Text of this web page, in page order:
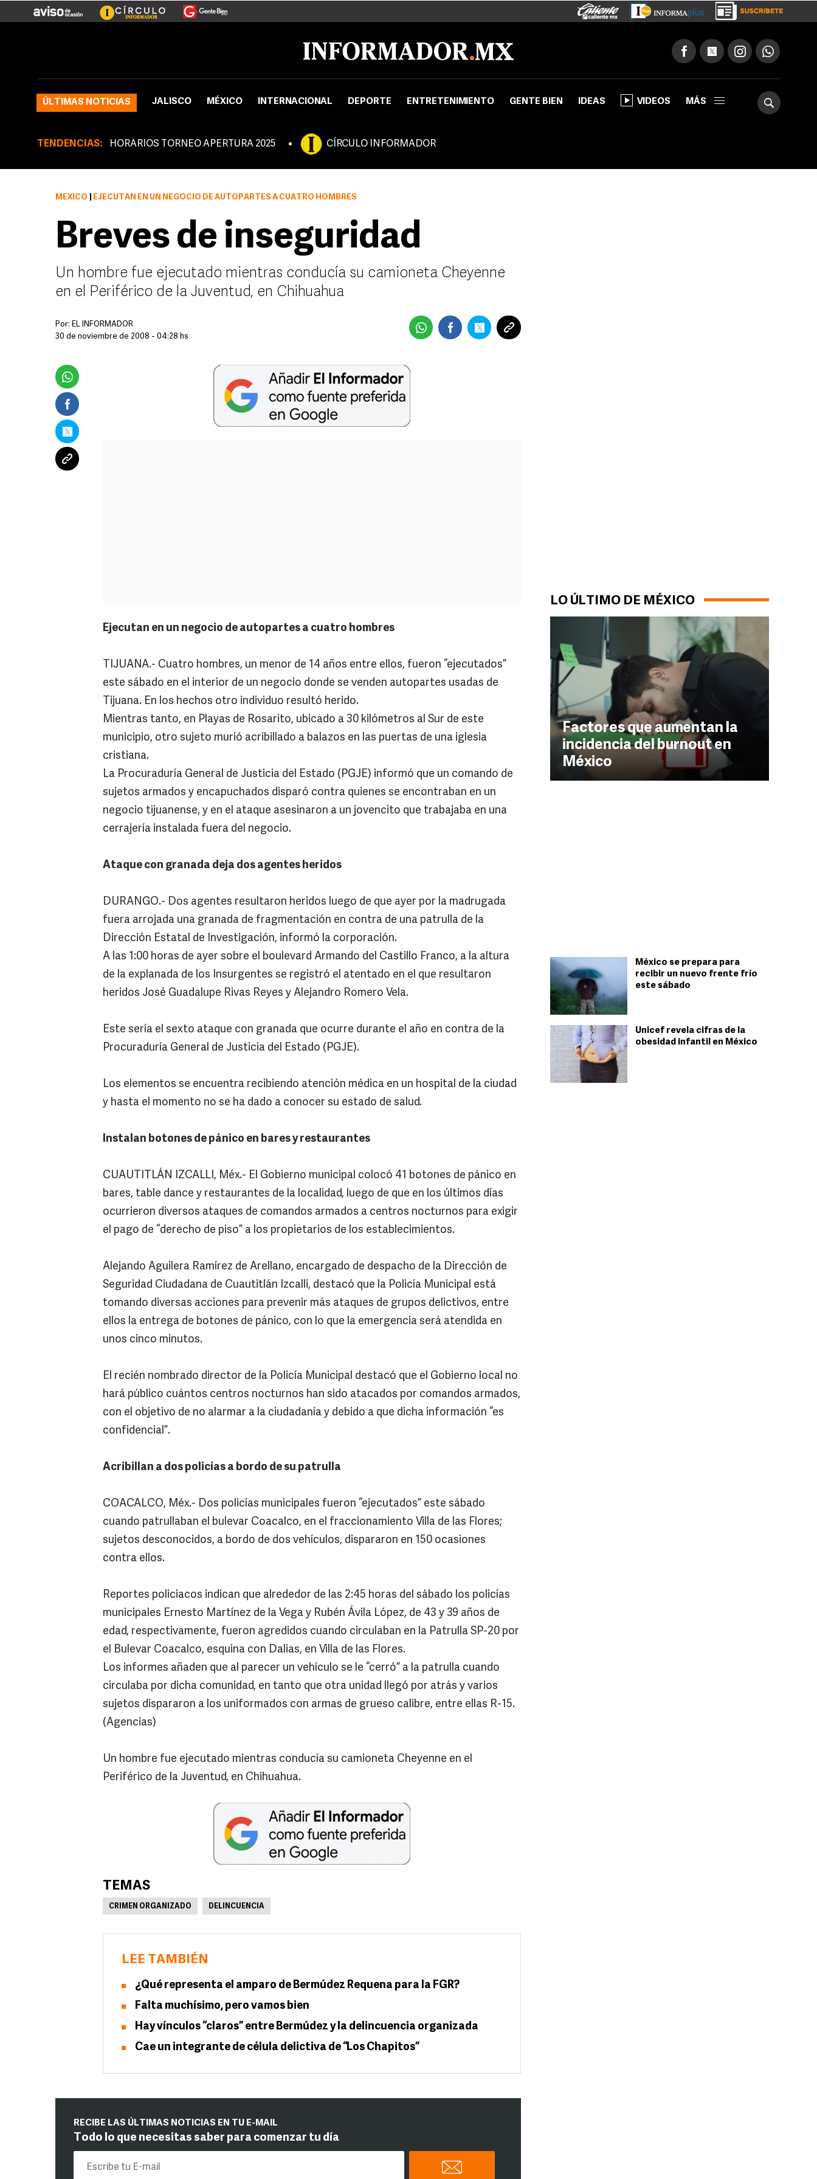
ÚLTIMAS NOTICIAS JALISCO MÉXICO INTERNACIONAL DEPORTE ENTRETENIMIENTO GENTE BIEN IDEAS VIDEOS MÁS
TENDENCIAS: HORARIOS TORNEO APERTURA 2025 CÍRCULO INFORMADOR
LO ÚLTIMO DE MÉXICO
Factores que aumentan la
incidencia del burnout en
México
México se prepara para
recibir un nuevo frente frío
este sábado
Unicef revela cifras de la
obesidad infantil en México
MÉXICO EJECUTAN EN UN NEGOCIO DE AUTOPARTES A CUATRO HOMBRES
Breves de inseguridad
Un hombre fue ejecutado mientras conducía su camioneta Cheyenne
en el Periférico de la Juventud, en Chihuahua
Por: EL INFORMADOR
30 de noviembre de 2008 - 04:28 hs
Ejecutan en un negocio de autopartes a cuatro hombres
TIJUANA.- Cuatro hombres, un menor de 14 años entre ellos, fueron “ejecutados”
este sábado en el interior de un negocio donde se venden autopartes usadas de
Tijuana. En los hechos otro individuo resultó herido.
Mientras tanto, en Playas de Rosarito, ubicado a 30 kilómetros al Sur de este
municipio, otro sujeto murió acribillado a balazos en las puertas de una iglesia
cristiana.
La Procuraduría General de Justicia del Estado (PGJE) informó que un comando de
sujetos armados y encapuchados disparó contra quienes se encontraban en un
negocio tijuanense, y en el ataque asesinaron a un jovencito que trabajaba en una
cerrajería instalada fuera del negocio.
Ataque con granada deja dos agentes heridos
DURANGO.- Dos agentes resultaron heridos luego de que ayer por la madrugada
fuera arrojada una granada de fragmentación en contra de una patrulla de la
Dirección Estatal de Investigación, informó la corporación.
A las 1:00 horas de ayer sobre el boulevard Armando del Castillo Franco, a la altura
de la explanada de los Insurgentes se registró el atentado en el que resultaron
heridos José Guadalupe Rivas Reyes y Alejandro Romero Vela.
Este sería el sexto ataque con granada que ocurre durante el año en contra de la
Procuraduría General de Justicia del Estado (PGJE).
Los elementos se encuentra recibiendo atención médica en un hospital de la ciudad
y hasta el momento no se ha dado a conocer su estado de salud.
Instalan botones de pánico en bares y restaurantes
CUAUTITLÁN IZCALLI, Méx.- El Gobierno municipal colocó 41 botones de pánico en
bares, table dance y restaurantes de la localidad, luego de que en los últimos días
ocurrieron diversos ataques de comandos armados a centros nocturnos para exigir
el pago de “derecho de piso” a los propietarios de los establecimientos.
Alejando Aguilera Ramírez de Arellano, encargado de despacho de la Dirección de
Seguridad Ciudadana de Cuautitlán Izcalli, destacó que la Policía Municipal está
tomando diversas acciones para prevenir más ataques de grupos delictivos, entre
ellos la entrega de botones de pánico, con lo que la emergencia será atendida en
unos cinco minutos.
El recién nombrado director de la Policía Municipal destacó que el Gobierno local no
hará público cuántos centros nocturnos han sido atacados por comandos armados,
con el objetivo de no alarmar a la ciudadanía y debido a que dicha información “es
confidencial”.
Acribillan a dos policías a bordo de su patrulla
COACALCO, Méx.- Dos policías municipales fueron “ejecutados” este sábado
cuando patrullaban el bulevar Coacalco, en el fraccionamiento Villa de las Flores;
sujetos desconocidos, a bordo de dos vehículos, dispararon en 150 ocasiones
contra ellos.
Reportes policiacos indican que alrededor de las 2:45 horas del sábado los policías
municipales Ernesto Martínez de la Vega y Rubén Ávila López, de 43 y 39 años de
edad, respectivamente, fueron agredidos cuando circulaban en la Patrulla SP-20 por
el Bulevar Coacalco, esquina con Dalias, en Villa de las Flores.
Los informes añaden que al parecer un vehículo se le “cerró” a la patrulla cuando
circulaba por dicha comunidad, en tanto que otra unidad llegó por atrás y varios
sujetos dispararon a los uniformados con armas de grueso calibre, entre ellas R-15.
(Agencias)
Un hombre fue ejecutado mientras conducía su camioneta Cheyenne en el
Periférico de la Juventud, en Chihuahua.
TEMAS
CRIMEN ORGANIZADO DELINCUENCIA
LEE TAMBIÉN
¿Qué representa el amparo de Bermúdez Requena para la FGR?
Falta muchísimo, pero vamos bien
Hay vínculos “claros” entre Bermúdez y la delincuencia organizada
Cae un integrante de célula delictiva de “Los Chapitos”
RECIBE LAS ÚLTIMAS NOTICIAS EN TU E-MAIL
Todo lo que necesitas saber para comenzar tu día